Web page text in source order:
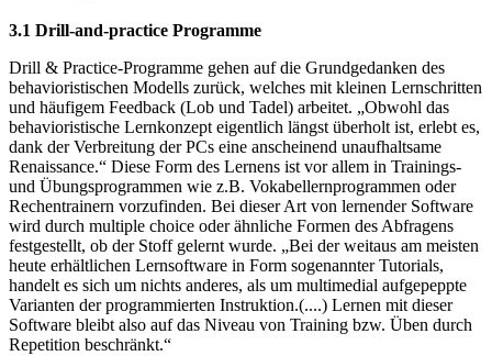
3.1 Drill-and-practice Programme
Drill & Practice-Programme gehen auf die Grundgedanken des
behavioristischen Modells zurück, welches mit kleinen Lernschritten
und häufigem Feedback (Lob und Tadel) arbeitet. „Obwohl das
behavioristische Lernkonzept eigentlich längst überholt ist, erlebt es,
dank der Verbreitung der PCs eine anscheinend unaufhaltsame
Renaissance.“ Diese Form des Lernens ist vor allem in Trainings-
und Übungsprogrammen wie z.B. Vokabellernprogrammen oder
Rechentrainern vorzufinden. Bei dieser Art von lernender Software
wird durch multiple choice oder ähnliche Formen des Abfragens
festgestellt, ob der Stoff gelernt wurde. „Bei der weitaus am meisten
heute erhältlichen Lernsoftware in Form sogenannter Tutorials,
handelt es sich um nichts anderes, als um multimedial aufgepeppte
Varianten der programmierten Instruktion.(....) Lernen mit dieser
Software bleibt also auf das Niveau von Training bzw. Üben durch
Repetition beschränkt.“